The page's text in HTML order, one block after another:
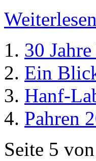
30
Ein
Hanf-
Pahren
Seite 5